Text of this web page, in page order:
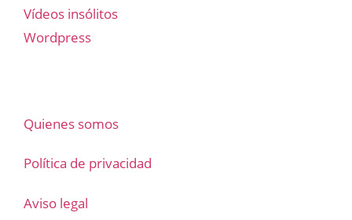
Vídeos insólitos
Wordpress
Quienes somos
Política de privacidad
Aviso legal